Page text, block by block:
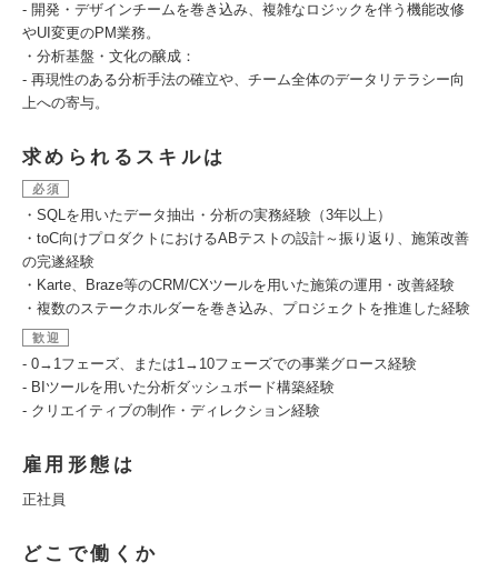
- 開発・デザインチームを巻き込み、複雑なロジックを伴う機能改修
やUI変更のPM業務。
・分析基盤・文化の醸成：
- 再現性のある分析手法の確立や、チーム全体のデータリテラシー向
上への寄与。
求められるスキルは
必須
・SQLを用いたデータ抽出・分析の実務経験（3年以上）
・toC向けプロダクトにおけるABテストの設計～振り返り、施策改善
の完遂経験
・Karte、Braze等のCRM/CXツールを用いた施策の運用・改善経験
・複数のステークホルダーを巻き込み、プロジェクトを推進した経験
歓迎
- 0→1フェーズ、または1→10フェーズでの事業グロース経験
- BIツールを用いた分析ダッシュボード構築経験
- クリエイティブの制作・ディレクション経験
雇用形態は
正社員
どこで働くか